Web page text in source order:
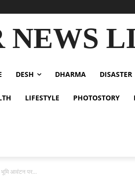
NEWS
DESH DHARMA DISASTER
LIFESTYLE PHOTOSTORY
भूमि आवंटन पर...